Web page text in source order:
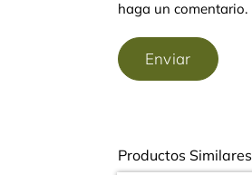
haga un comentario.
Productos Similares